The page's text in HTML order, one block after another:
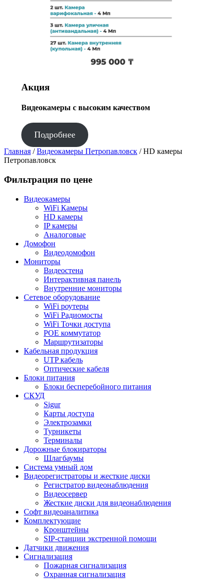
Акция
Видеокамеры с высоким качеством
Подробнее
Главная /Видеокамеры Петропавловск / HD камеры
Петропавловск
Фильтрация по цене
Видеокамеры
WiFi Камеры
HD камеры
IP камеры
Аналоговые
Домофон
Видеодомофон
Мониторы
Видеостена
Интерактивная панель
Внутренние мониторы
Сетевое оборудование
WiFi роутеры
WiFi Радиомосты
WiFi Точки доступа
POE коммутатор
Маршрутизаторы
Кабельная продукция
UTP кабель
Оптические кабеля
Блоки питания
Блоки бесперебойного питания
СКУД
Sigur
Карты доступа
Электрозамки
Турникеты
Терминалы
Дорожные блокираторы
Шлагбаумы
Cистема умный дом
Видеорегистраторы и жесткие диски
Регистратор видеонаблюдения
Видеосервер
Жесткие диски для видеонаблюдения
Софт видеоаналитика
Комплектующие
Кронштейны
SIP-станции экстренной помощи
Датчики движения
Сигнализация
Пожарная сигнализация
Охранная сигнализация